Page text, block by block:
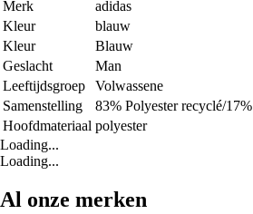
Merk
adidas
Kleur
blauw
Kleur
Blauw
Geslacht
Man
Leeftijdsgroep
Volwassene
Samenstelling
83% Polyester recyclé/17%
Hoofdmateriaal polyester
Loading...
Loading...
Al onze merken